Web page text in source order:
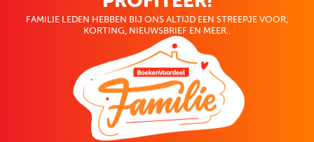
FAMILIE LEDEN HEBBEN BIJ ONS ALTIJD EEN STREEPJE VOOR;
KORTING, NIEUWSBRIEF EN MEER..